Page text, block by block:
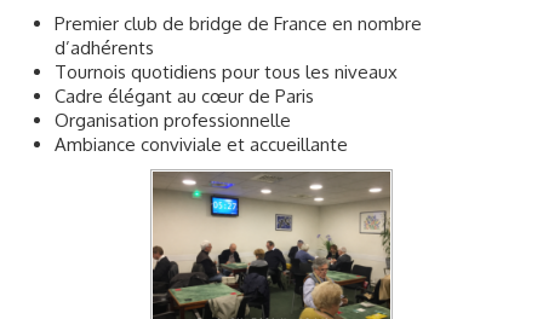
Premier club de bridge de France en nombre
d’adhérents
Tournois quotidiens pour tous les niveaux
Cadre élégant au cœur de Paris
Organisation professionnelle
Ambiance conviviale et accueillante